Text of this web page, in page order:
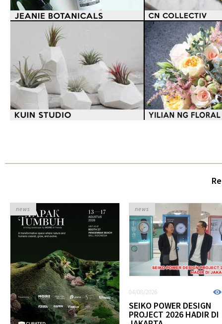
news
04/08/2026
SEIKO POWER DESIGN
PROJECT 2026 HADIR DI
news